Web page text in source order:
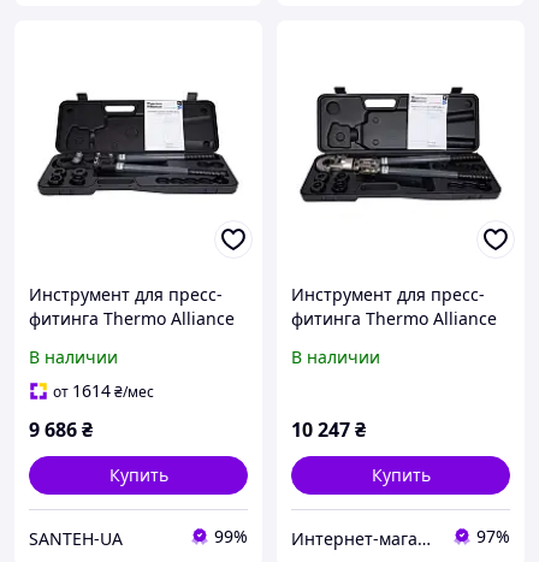
Инструмент для пресс-
фитинга Thermo Alliance
В наличии
от 1614₴/мес
9 686₴
Купить
SANTEH-UA 99%
Инструмент для пресс-
фитинга Thermo Alliance
поворотным механизмом
В наличии
10 247₴
Купить
Интернет-магазин: San-Expert 97%